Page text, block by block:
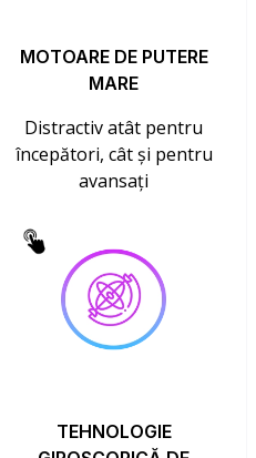
MOTOARE DE PUTERE
MARE
Distractiv atât pentru
începători, cât și pentru
avansați
TEHNOLOGIE